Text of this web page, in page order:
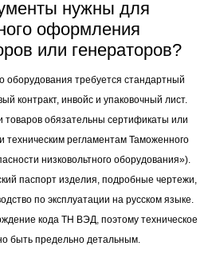
нужны для
оформления
или генераторов?
оборудования требуется стандартный
контракт, инвойс и упаковочный лист.
товаров обязательны сертификаты или
техническим регламентам Таможенного
низковольтного оборудования»).
паспорт изделия, подробные чертежи,
по эксплуатации на русском языке.
кода ТН ВЭД, поэтому техническое